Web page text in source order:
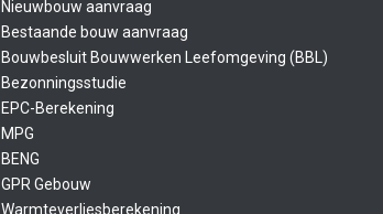
Nieuwbouw aanvraag
Bestaande bouw aanvraag
Bouwbesluit Bouwwerken Leefomgeving (BBL)
Bezonningsstudie
EPC-Berekening
MPG
BENG
GPR Gebouw
Warmteverliesberekening